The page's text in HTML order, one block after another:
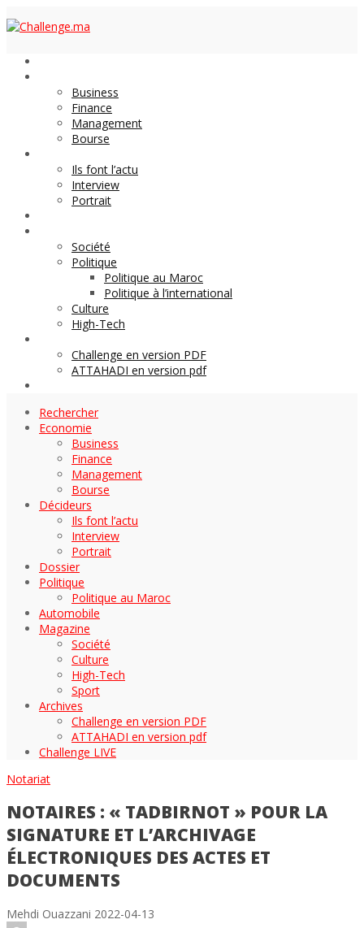
Business
Finance
Management
Bourse
Ils font l’actu
Interview
Portrait
Société
Politique
Politique au Maroc
Politique à l’international
Culture
High-Tech
Challenge en version PDF
ATTAHADI en version pdf
Rechercher
Economie
Business
Finance
Management
Bourse
Décideurs
Ils font l’actu
Interview
Portrait
Dossier
Politique
Politique au Maroc
Automobile
Magazine
Société
Culture
High-Tech
Sport
Archives
Challenge en version PDF
ATTAHADI en version pdf
Challenge LIVE
Notariat
NOTAIRES : « TADBIRNOT » POUR LA
SIGNATURE ET L’ARCHIVAGE
ÉLECTRONIQUES DES ACTES ET
DOCUMENTS
Mehdi Ouazzani 2022-04-13